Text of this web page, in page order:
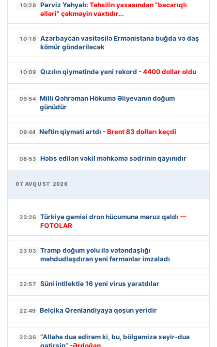
10:28 Pərviz Yəhyalı: Təhsilin yaxasından “bacarıqlı
əlləri” çəkməyin vaxtıdır...
10:18
Azərbaycan vasitəsilə Ermənistana buğda və daş
kömür göndəriləcək
10:09 Qızılın qiymətində yeni rekord - 4400 dollar oldu
09:54 Milli Qəhrəman Hökumə Əliyevanın doğum
günüdür
09:44 Neftin qiyməti artdı - Brent 83 dolları keçdi
08:53 Həbs edilən vəkil məhkəmə sədrinin qayınıdır
07 AVQUST 2026
23:26 Türkiyə gəmisi dron hücumuna məruz qaldı —
FOTOLAR
23:03
Tramp doğum yolu ilə vətəndaşlığı
məhdudlaşdıran yeni fərmanlar imzaladı
22:57 Süni intllektlə 16 yeni virus yaratdılar
22:49 Belçika Qrenlandiyaya qoşun yeridir
22:36
“Allaha dua edirəm ki, bu, bölgəmizə xeyir-dua